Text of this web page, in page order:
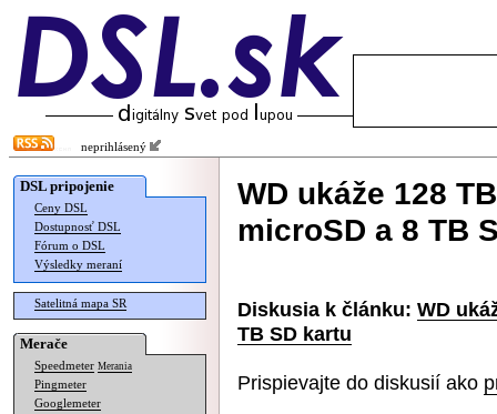
neprihlásený
DSL pripojenie
Ceny DSL
Dostupnosť DSL
Fórum o DSL
Výsledky meraní
Satelitná mapa SR
Merače
Speedmeter Merania
Pingmeter
Googlemeter
WD ukáže 128
microSD a 8 TB
Diskusia k článku: WD
TB SD kartu
Prispievajte do diskusií ako